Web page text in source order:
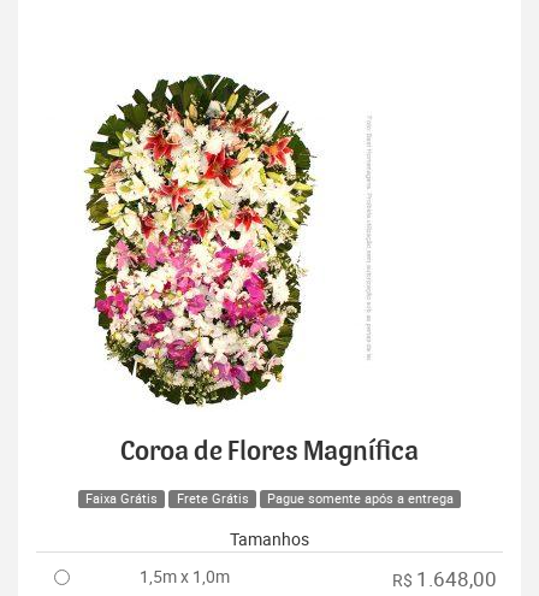
Coroa de Flores Magnífica
Faixa Grátis Frete Grátis Pague somente após a entrega
Tamanhos
1,5m x 1,0m
R$ 1.648,00